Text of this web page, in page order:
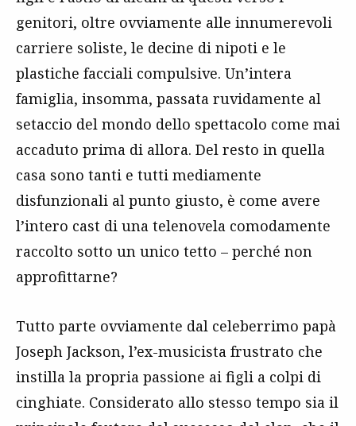
genitori, oltre ovviamente alle innumerevoli
carriere soliste, le decine di nipoti e le
plastiche facciali compulsive. Un’intera
famiglia, insomma, passata ruvidamente al
setaccio del mondo dello spettacolo come mai
accaduto prima di allora. Del resto in quella
casa sono tanti e tutti mediamente
disfunzionali al punto giusto, è come avere
l’intero cast di una telenovela comodamente
raccolto sotto un unico tetto – perché non
approfittarne?
Tutto parte ovviamente dal celeberrimo papà
Joseph Jackson, l’ex-musicista frustrato che
instilla la propria passione ai figli a colpi di
cinghiate. Considerato allo stesso tempo sia il